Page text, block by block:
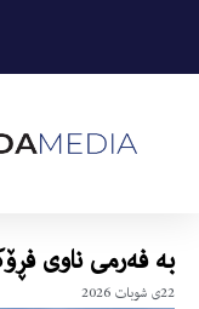
به‌ فه‌رمى ناوى
22ی شوبات 2026